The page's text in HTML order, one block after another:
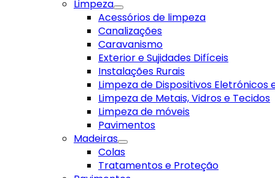
Limpeza
Acessórios de limpeza
Canalizações
Caravanismo
Exterior e Sujidades Difíceis
Instalações Rurais
Limpeza de Dispositivos
Limpeza de Metais, Vidros e Tecidos
Limpeza de móveis
Pavimentos
Madeiras
Colas
Tratamentos e Proteção